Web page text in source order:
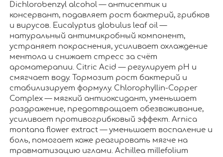
Dichlorobenzyl alcohol — антисептик и
консервант, подавляет рост бактерий, грибков
и вирусов. Eucalyptus globulus leaf oil —
натуральный антимикробный компонент,
устраняет покраснения, усиливает охлаждение
ментола и снижает стресс за счёт
ароматерапии. Citric Acid — регулирует pH и
смягчает воду. Тормозит рост бактерий и
стабилизирует формулу. Chlorophyllin-Copper
Complex — мягкий антиоксидант, уменьшает
раздражение, предотвращает обезвоживание,
усиливает противогрибковый эффект. Arnica
montana flower extract — уменьшает воспаление и
боль, помогает коже реагировать мягче на
травматизацию иглами. Achillea millefolium